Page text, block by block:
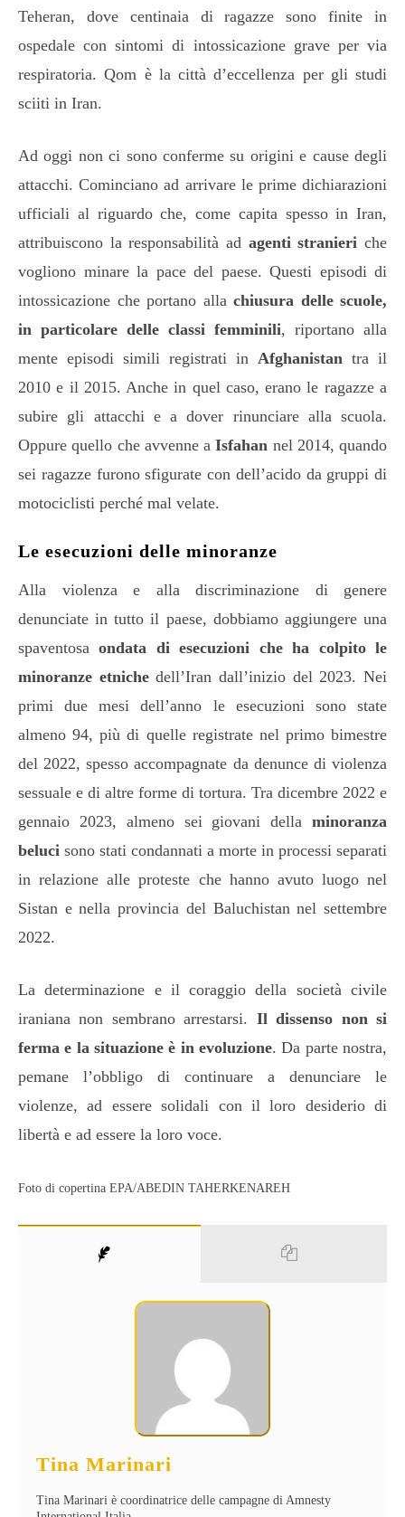
Teheran, dove centinaia di ragazze sono finite in
ospedale con sintomi di intossicazione grave per via
respiratoria. Qom è la città d’eccellenza per gli studi
sciiti in Iran.
Ad oggi non ci sono conferme su origini e cause degli
attacchi. Cominciano ad arrivare le prime dichiarazioni
ufficiali al riguardo che, come capita spesso in Iran,
attribuiscono la responsabilità ad agenti stranieri che
vogliono minare la pace del paese. Questi episodi di
intossicazione che portano alla chiusura delle scuole,
in particolare delle classi femminili, riportano alla
mente episodi simili registrati in Afghanistan tra il
2010 e il 2015. Anche in quel caso, erano le ragazze a
subire gli attacchi e a dover rinunciare alla scuola.
Oppure quello che avvenne aIsfahan nel 2014, quando
sei ragazze furono sfigurate con dell’acido da gruppi di
motociclisti perché mal velate.
Le esecuzioni delle minoranze
Alla violenza e alla discriminazione di genere
denunciate in tutto il paese, dobbiamo aggiungere una
spaventosaondata di esecuzioni che ha colpito le
minoranze etnichedell’Iran dall’inizio del 2023. Nei
primi due mesi dell’anno le esecuzioni sono state
almeno 94, più di quelle registrate nel primo bimestre
del 2022, spesso accompagnate da denunce di violenza
sessuale e di altre forme di tortura. Tra dicembre 2022 e
gennaio 2023, almeno sei giovani della minoranza
beluci sono stati condannati a morte in processi separati
in relazione alle proteste che hanno avuto luogo nel
Sistan e nella provincia del Baluchistan nel settembre
2022.
La determinazione e il coraggio della società civile
iraniana non sembrano arrestarsi. Il dissenso non si
ferma e la situazione è in evoluzione. Da parte nostra,
pemane l’obbligo di continuare a denunciare le
violenze, ad essere solidali con il loro desiderio di
libertà e ad essere la loro voce.
Foto di copertina EPA/ABEDIN TAHERKENAREH
Tina Marinari
Tina Marinari è coordinatrice delle campagne di Amnesty